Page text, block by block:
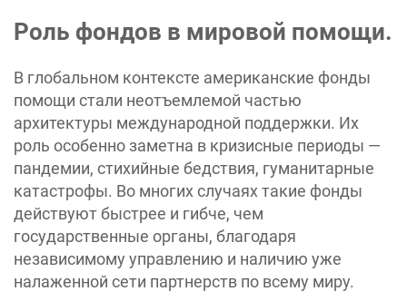
Роль фондов в мировой помощи.
В глобальном контексте американские фонды
помощи стали неотъемлемой частью
архитектуры международной поддержки. Их
роль особенно заметна в кризисные периоды —
пандемии, стихийные бедствия, гуманитарные
катастрофы. Во многих случаях такие фонды
действуют быстрее и гибче, чем
государственные органы, благодаря
независимому управлению и наличию уже
налаженной сети партнерств по всему миру.